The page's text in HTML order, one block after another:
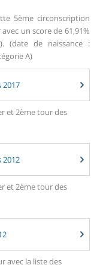
5ème circonscription
un score de 61,91%
(date de naissance :
A)
2017
et 2ème tour des
2012
et 2ème tour des
avec la liste des